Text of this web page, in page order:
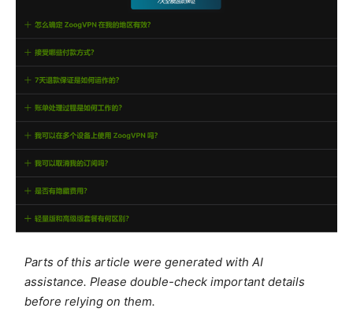
Parts of this article were generated with AI
assistance. Please double-check important details
before relying on them.